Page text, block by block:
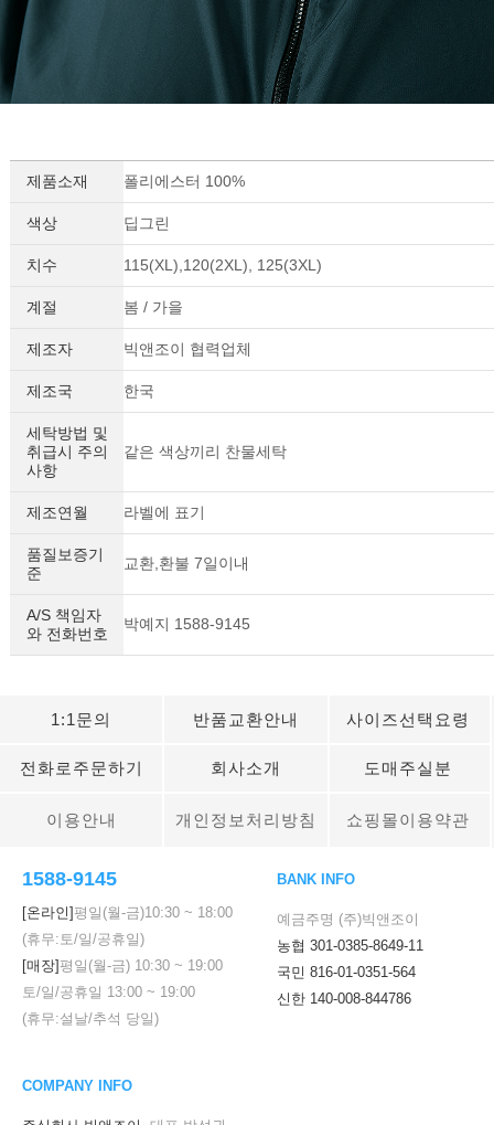
제품소재 폴리에스터 100%
색상 딥그린
치수 115(XL),120(2XL), 125(3XL)
계절 봄 / 가을
제조자 빅앤조이 협력업체
제조국 한국
세탁방법 및
취급시 주의
사항
같은 색상끼리 찬물세탁
제조연월 라벨에 표기
품질보증기
준
교환,환불 7일이내
A/S 책임자
와 전화번호
박예지 1588-9145
1:1문의 반품교환안내 사이즈선택요령
전화로주문하기 회사소개 도매주실분
이용안내 개인정보처리방침 쇼핑몰이용약관
1588-9145
[온라인]평일(월-금)10:30 ~ 18:00
(휴무:토/일/공휴일)
[매장]평일(월-금) 10:30 ~ 19:00
토/일/공휴일 13:00 ~ 19:00
(휴무:설날/추석 당일)
BANK INFO
예금주명 (주)빅앤조이
농협 301-0385-8649-11
국민 816-01-0351-564
신한 140-008-844786
COMPANY INFO